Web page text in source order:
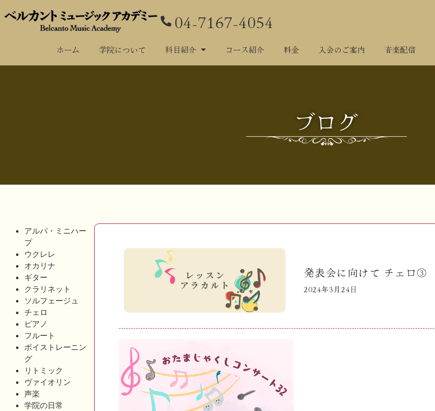
04-7167-4054
ホーム 学院について 科目紹介 コース紹介 料金 入会のご案内 音楽配信
ホーム 学院について 科目紹介
ブログ
アルパ・ミニハー
プ
ウクレレ
オカリナ
ギター
クラリネット
ソルフェージュ
チェロ
ピアノ
フルート
ボイストレーニン
グ
リトミック
ヴァイオリン
声楽
学院の日常
発表会に向けて チェロ③
2024年3月24日
プ